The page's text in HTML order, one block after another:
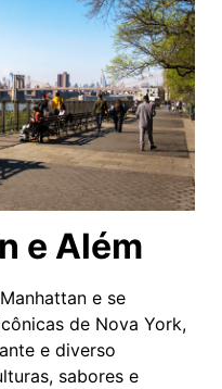
e Além
e se
de Nova York,
e diverso
sabores e